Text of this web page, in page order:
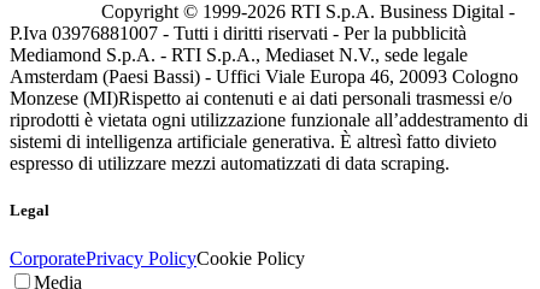
Copyright © 1999-2026 RTI S.p.A. Business Digital -
P.Iva 03976881007 - Tutti i diritti riservati - Per la pubblicità
Mediamond S.p.A. - RTI S.p.A., Mediaset N.V., sede legale
Amsterdam (Paesi Bassi) - Uffici Viale Europa 46, 20093 Cologno
Monzese (MI)Rispetto ai contenuti e ai dati personali trasmessi e/o
riprodotti è vietata ogni utilizzazione funzionale all’addestramento di
sistemi di intelligenza artificiale generativa. È altresì fatto divieto
espresso di utilizzare mezzi automatizzati di data scraping.
Legal
CorporatePrivacy PolicyCookie Policy
Media